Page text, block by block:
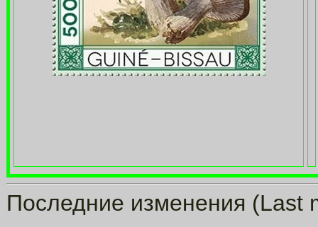
Последние изменения (Last